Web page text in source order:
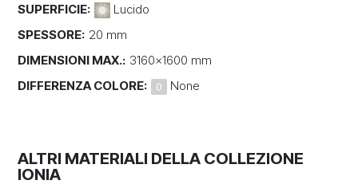
SUPERFICIE:
Lucido
SPESSORE: 20 mm
DIMENSIONI MAX.: 3160x1600 mm
DIFFERENZA COLORE:
None
ALTRI MATERIALI DELLA COLLEZIONE
IONIA